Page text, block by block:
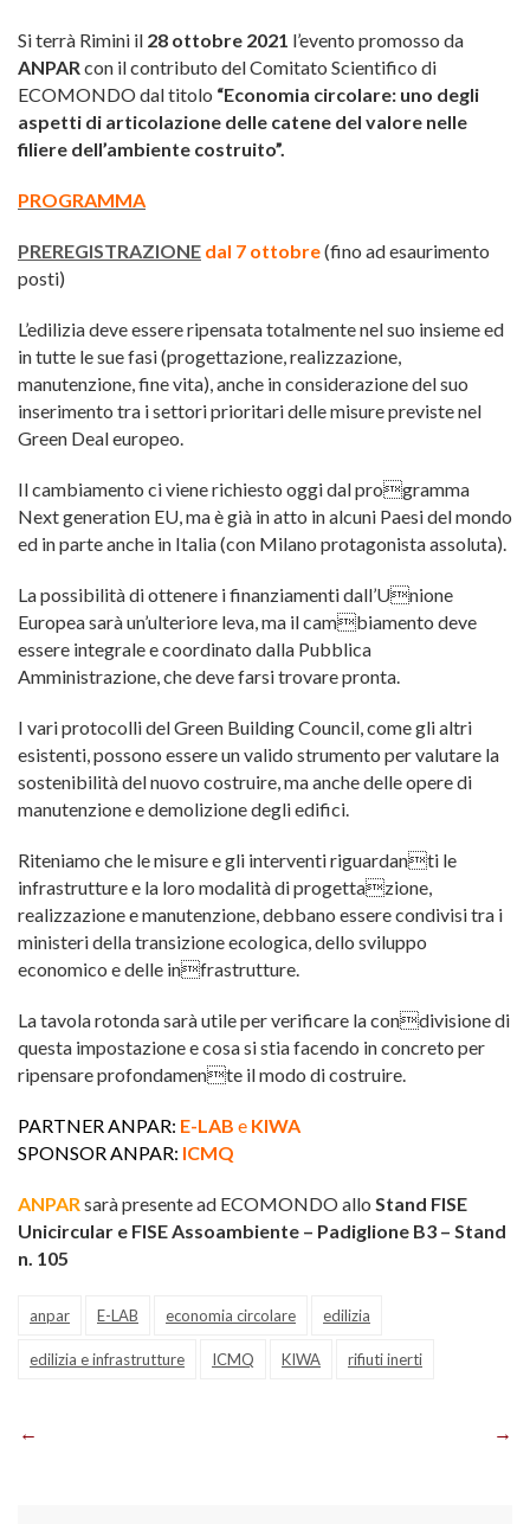
Si terrà Rimini il 28 ottobre 2021 l’evento promosso da
ANPARcon il contributo del Comitato Scientifico di
ECOMONDO dal titolo “Economia circolare: uno degli
aspetti di articolazione delle catene del valore nelle
filiere dell’ambiente costruito”.
PROGRAMMA
PREREGISTRAZIONE dal 7 ottobre(fino ad esaurimento
posti)
L’edilizia deve essere ripensata totalmente nel suo insieme ed
in tutte le sue fasi (progettazione, realizzazione,
manutenzione, fine vita), anche in considerazione del suo
inserimento tra i settori prioritari delle misure previste nel
Green Deal europeo.
Il cambiamento ci viene richiesto oggi dal programma
Next generation EU, ma è già in atto in alcuni Paesi del mondo
ed in parte anche in Italia (con Milano protagonista assoluta).
La possibilità di ottenere i finanziamenti dall’Unione
Europea sarà un’ulteriore leva, ma il cambiamento deve
essere integrale e coordinato dalla Pubblica
Amministrazione, che deve farsi trovare pronta.
I vari protocolli del Green Building Council, come gli altri
esistenti, possono essere un valido strumento per valutare la
sostenibilità del nuovo costruire, ma anche delle opere di
manutenzione e demolizione degli edifici.
Riteniamo che le misure e gli interventi riguardanti le
infrastrutture e la loro modalità di progettazione,
realizzazione e manutenzione, debbano essere condivisi tra i
ministeri della transizione ecologica, dello sviluppo
economico e delle infrastrutture.
La tavola rotonda sarà utile per verificare la condivisione di
questa impostazione e cosa si stia facendo in concreto per
ripensare profondamente il modo di costruire.
PARTNER ANPAR: E-LAB e KIWA
SPONSOR ANPAR: ICMQ
ANPARsarà presente ad ECOMONDO allo Stand FISE
Unicircular e FISE Assoambiente – Padiglione B3 – Stand
n. 105
anpar E-LAB economia circolare edilizia
edilizia e infrastrutture ICMQ KIWA rifiuti inerti
Navigazione